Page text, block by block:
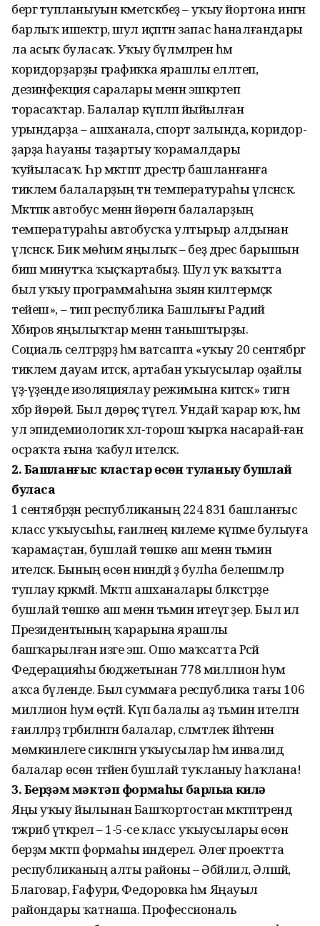
бергә тупланыуын кәметәсәкбеҙ – уҡыу йортона ингән
барлыҡ ишектәр, шул иҫәптән запас һаналғандары
ла асыҡ буласаҡ. Уҡыу бүлмәләрен һәм
коридорҙарҙы графикка ярашлы елләтеп,
дезинфекция саралары менән эшкәртеп
торасаҡтар. Балалар күпләп йыйылған
урындарҙа – ашханала, спорт залында, коридор-
ҙарҙа һауаны таҙартыу ҡорамалдары
ҡуйыласаҡ. Һәр мәктәптә дәрестәр башланғанға
тиклем балаларҙың тән температураһы үлсәнәсәк.
Мәктәпкә автобус менән йөрөгән балаларҙың
температураһы автобусҡа ултырыр алдынан
үлсәнәсәк. Бик мөһим яңылыҡ – беҙ дәрес барышын
биш минутҡа ҡыҫҡартабыҙ. Шул уҡ ваҡытта
был уҡыу программаһына зыян килтермәҫкә
тейеш», – тип республика Башлығы Радий
Хәбиров яңылыҡтар менән таныштырҙы.
Социаль селтәрҙәрҙә һәм ватсапта «уҡыу 20 сентябргә
тиклем дауам итәсәк, артабан уҡыусылар оҙайлы
үҙ-үҙеңде изоляциялау режимына китәсәк» тигән
хәбәр йөрөй. Был дөрөҫ түгел. Ундай ҡарар юҡ, һәм
ул эпидемиологик хәл-торош ҡырҡа насарай-ған
осраҡта ғына ҡабул ителәсәк.
2. Башланғыс кластар өсөн туҡланыу бушлай
буласаҡ
1 сентябрҙән республиканың 224 831 башланғыс
класс уҡыусыһы, ғаиләнең килеме күпме булыуға
ҡарамаҫтан, бушлай төшкө аш менән тәьмин
ителәсәк. Бының өсөн ниндәй ҙә булһа белешмәләр
туплау кәрәкмәй. Мәктәп ашханалары бәләкәстәрҙе
бушлай төшкө аш менән тәьмин итеүгә әҙер. Был ил
Президентының ҡарарына ярашлы
башҡарылған изге эш. Ошо маҡсатта Рәсәй
Федерацияһы бюджетынан 778 миллион һум
аҡса бүленде. Был суммаға республика тағы 106
миллион һум өҫтәй. Күп балалы аҙ тәьмин ителгән
ғаиләләрҙә тәрбиәләнгән балалар, сәләмәтлек йәһәтенән
мөмкинлеге сикләнгән уҡыусылар һәм инвалид
балалар өсөн тәғәйен бушлай туҡланыу һаҡлана!
3. Берҙәм мәктәп формаһы барлыҡҡа килә
Яңы уҡыу йылынан Башҡортостан мәктәптәрендә
тәжрибә үткәрелә – 1-5-се класс уҡыусылары өсөн
берҙәм мәктәп формаһы индерелә. Әлегә проектта
республиканың алты районы – Әбйәлил, Әлшәй,
Благовар, Ғафури, Федоровка һәм Яңауыл
райондары ҡатнаша. Профессиональ